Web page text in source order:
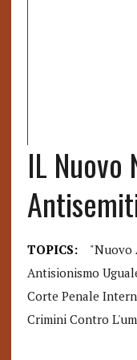
IL Nuovo
TOPICS: "nuovo
Antisionismo
Corte Penale
Crimini Contro